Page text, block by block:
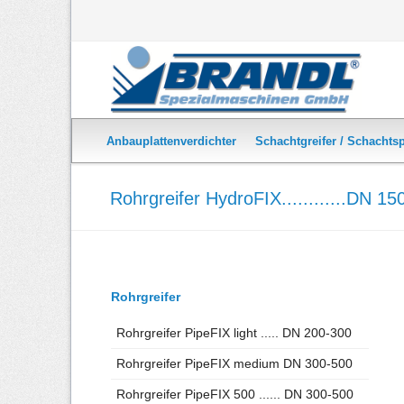
Anbauplattenverdichter
Bankettverdichter mit Kehrmaschine
Doppelplattenverdichter - Direktantrieb Traktor
Schachtgreifer /
SchachtFIX SW bis DN
Rohrgreifer HydroFIX............DN
Navigation
Rohrgreifer
Rohrgreifer PipeFIX light ..... DN 200-300
Rohrgreifer PipeFIX medium DN 300-500
Rohrgreifer PipeFIX 500 ...... DN 300-500